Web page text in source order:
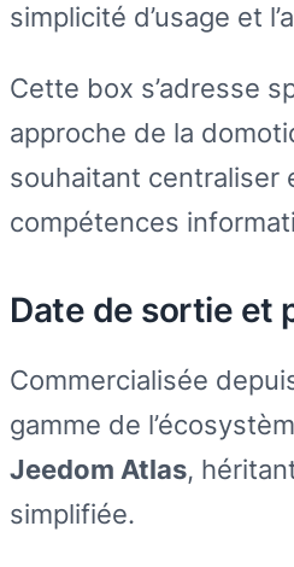
simplicité d’usage et
Cette box s’adresse
approche de la
souhaitant centraliser
compétences
Date de sortie et
Commercialisée
gamme de
Jeedom Atlas,
simplifiée.